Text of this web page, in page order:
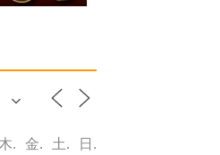
木 金 土 日